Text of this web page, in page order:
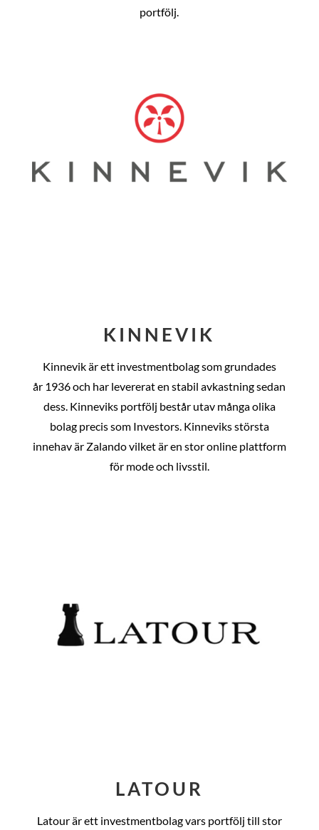
portfölj.
KINNEVIK
Kinnevik är ett investmentbolag som grundades
år 1936 och har levererat en stabil avkastning sedan
dess. Kinneviks portfölj består utav många olika
bolag precis som Investors. Kinneviks största
innehav är Zalando vilket är en stor online plattform
för mode och livsstil.
LATOUR
Latour är ett investmentbolag vars portfölj till stor